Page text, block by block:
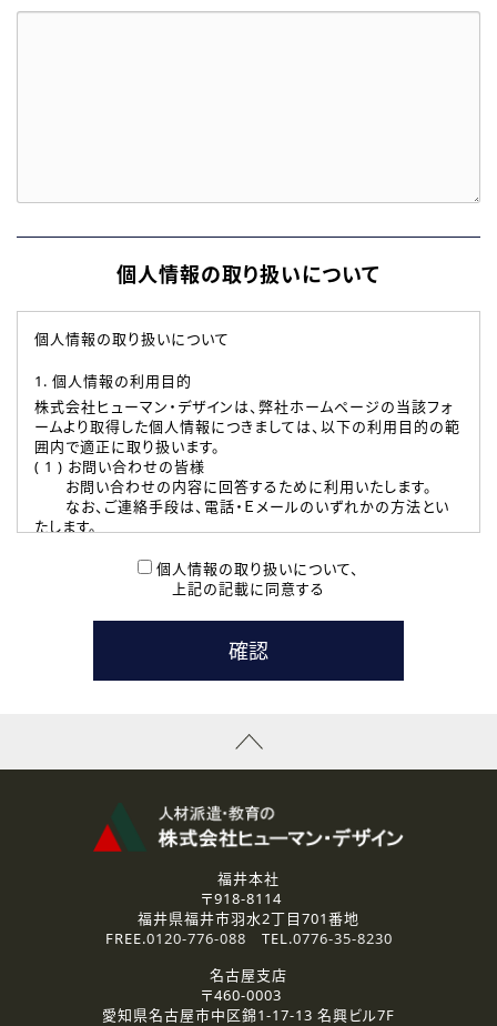
個人情報の取り扱いについて
個人情報の取り扱いについて
1. 個人情報の利用目的
株式会社ヒューマン・デザインは、弊社ホームページの当該フォ
ームより取得した個人情報につきましては、以下の利用目的の範
囲内で適正に取り扱います。
( 1 ) お問い合わせの皆様
お問い合わせの内容に回答するために利用いたします。
なお、ご連絡手段は、電話・Ｅメールのいずれかの方法とい
たします。
本登録に関するご連絡および本登録時の参考情報として利
たします。
( 3 ) スタッフ派遣を検討されている企業の皆様
お問い合わせの内容に回答するために利用いたします。
なお、ご連絡手段は、電話・Ｅメールのいずれかの方法とい
資料送付、受講相談に関するご連絡のために利用いたしま
その他、お問い合わせの内容に回答するために利用いたし
なお、ご連絡手段は、電話・Ｅメールのいずれかの方法とい
2.個人情報の第三者提供
ご提供いただいた個人情報は、法令等の規定に従う場合を除き、
3.個人情報の取り扱いの委託
弊社の定める個人情報保護の評価基準を満たした委託先に、個
個人情報の取り扱いについて、
上記の記載に同意する
福井本社
〒918-8114
福井県福井市羽水2丁目701番地
FREE.0120-776-088 TEL.0776-35-8230
名古屋支店
〒460-0003
愛知県名古屋市中区錦1-17-13 名興ビル7F